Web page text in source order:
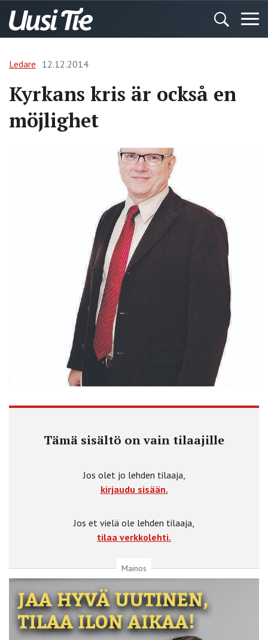
Ledare 12.12.2014
Kyrkans kris är också en
möjlighet
Tämä sisältö on vain tilaajille
Jos olet jo lehden tilaaja,
kirjaudu sisään.
Jos et vielä ole lehden tilaaja,
tilaa verkkolehti.
Mainos